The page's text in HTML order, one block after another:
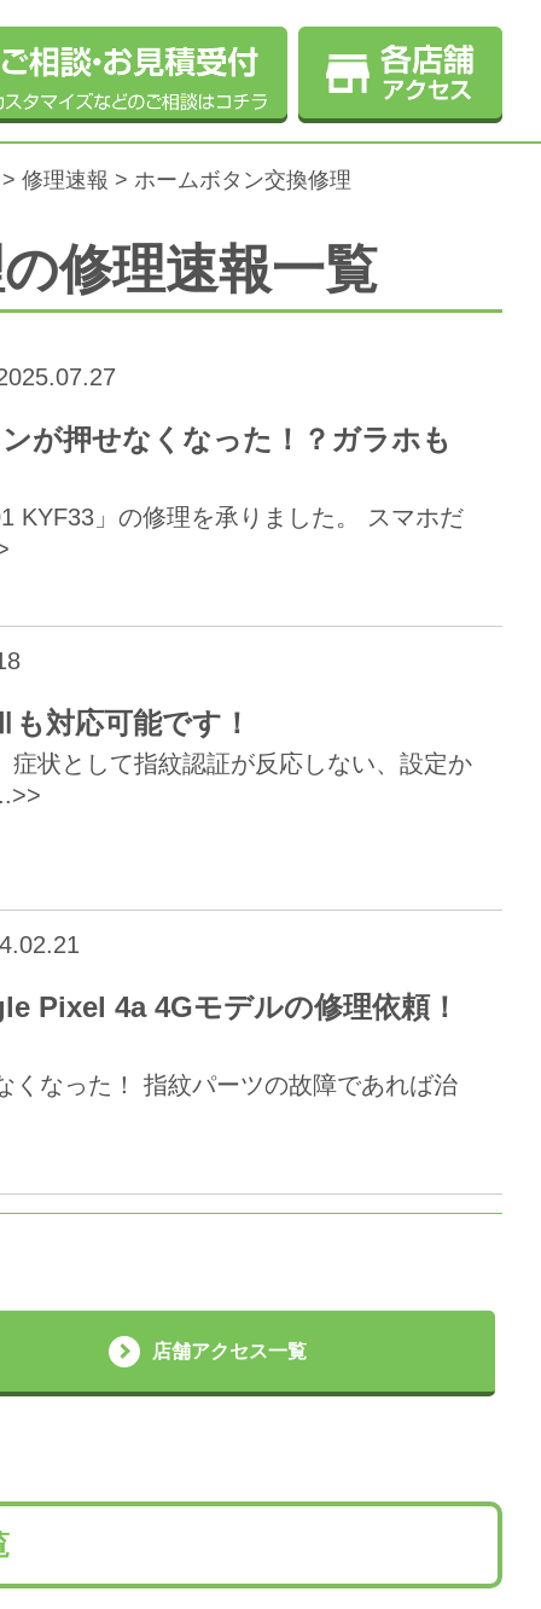
修理速報 > ホームボタン交換修理
修理速報一覧
が押せなくなった！？ガラホも
KYF33」の修理を承りました。 スマホだ
対応可能です！
状として指紋認証が反応しない、設定か
Pixel 4a 4Gモデルの修理依頼！
くなった！ 指紋パーツの故障であれば治
店舗アクセス一覧